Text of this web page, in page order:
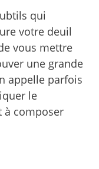
qui
votre deuil
vous mettre
une grande
appelle parfois
le
à composer